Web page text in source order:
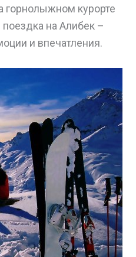
горнолыжном курорте
на Алибек –
и впечатления.